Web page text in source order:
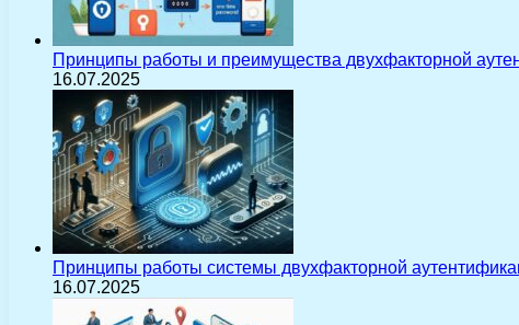
Принципы работы и преимущества двухфакторной
16.07.2025
Принципы работы системы двухфакторной
16.07.2025